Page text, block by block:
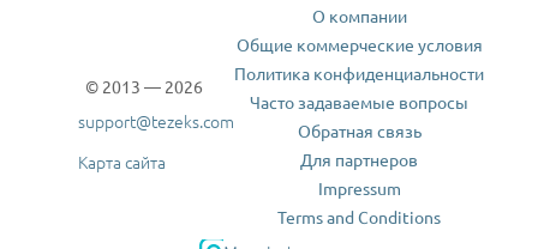
© 2013 — 2026
support@tezeks.com
Карта сайта
О компании
Общие коммерческие условия
Политика конфиденциальности
Часто задаваемые вопросы
Обратная связь
Для партнеров
Impressum
Terms and Conditions